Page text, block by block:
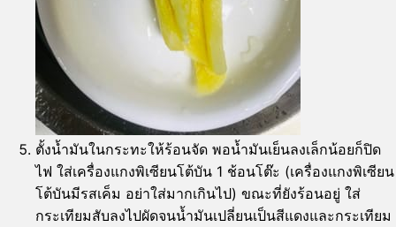
ตั้งน้ำมันในกระทะให้ร้อนจัด พอน้ำมันเย็นลงเล็กน้อยก็ปิด
ไฟ ใส่เครื่องแกงพิเซียนโต้บัน 1 ช้อนโต๊ะ (เครื่องแกงพิเซียน
โต้บันมีรสเค็ม อย่าใส่มากเกินไป) ขณะที่ยังร้อนอยู่ ใส่
กระเทียมสับลงไปผัดจนน้ำมันเปลี่ยนเป็นสีแดงและกระเทียม